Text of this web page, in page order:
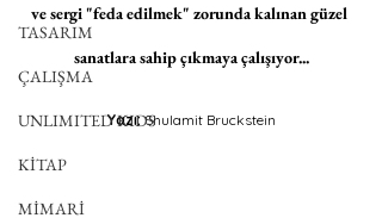
TASARIM
ÇALIŞMA
UNLIMITED KIDS
KİTAP
MİMARİ
ve sergi "feda edilmek" zorunda kalınan güzel
sanatlara sahip çıkmaya çalışıyor...
Yazı: Shulamit Bruckstein